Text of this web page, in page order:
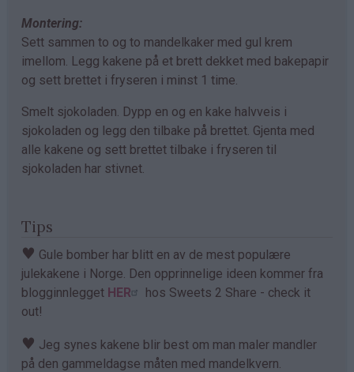
Montering:
Sett sammen to og to mandelkaker med gul krem
imellom. Legg kakene på et brett dekket med bakepapir
og sett brettet i fryseren i minst 1 time.
Smelt sjokoladen. Dypp en og en kake halvveis i
sjokoladen og legg den tilbake på brettet. Gjenta med
alle kakene og sett brettet tilbake i fryseren til
sjokoladen har stivnet.
Tips
♥ Gule bomber har blitt en av de mest populære
julekakene i Norge. Den opprinnelige ideen kommer fra
blogginnlegget HER
hos Sweets 2 Share - check it
out!
♥ Jeg synes kakene blir best om man maler mandler
på den gammeldagse måten med mandelkvern.